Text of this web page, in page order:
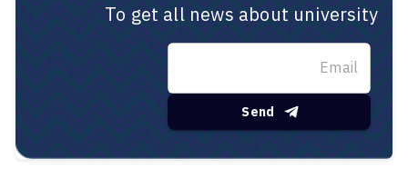
To get all news about university
Send